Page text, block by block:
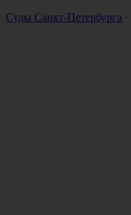
Суды Санкт-Петербурга ·